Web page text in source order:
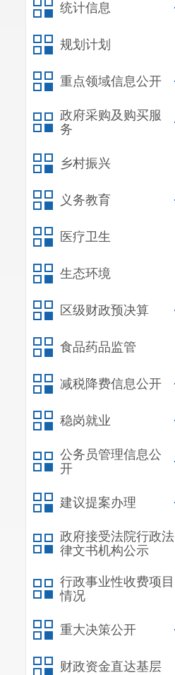
统计信息
规划计划
重点领域信息公开
政府采购及购买服
务
乡村振兴
义务教育
医疗卫生
生态环境
区级财政预决算
食品药品监管
减税降费信息公开
稳岗就业
公务员管理信息公
开
建议提案办理
政府接受法院行政法
律文书机构公示
行政事业性收费项目
情况
重大决策公开
财政资金直达基层